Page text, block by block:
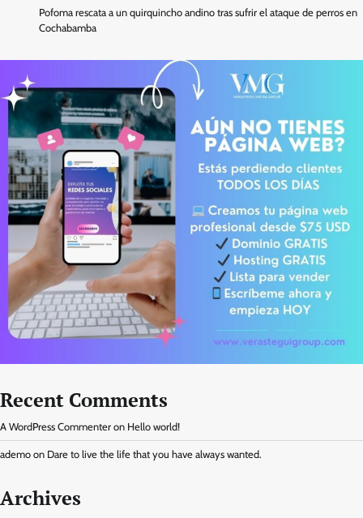
Pofoma rescata a un quirquincho andino tras sufrir el ataque de perros en
Cochabamba
Recent Comments
A WordPress Commenter on Hello world!
ademo on Dare to live the life that you have always wanted.
Archives